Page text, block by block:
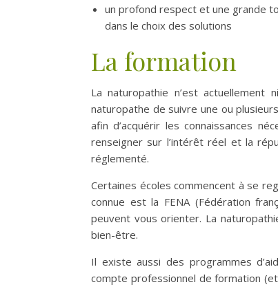
un profond respect et une grande
dans le choix des solutions
La formation
La naturopathie n’est
naturopathe de suivre une ou
afin d’acquérir les connaissances
renseigner sur l’intérêt réel et la
réglementé.
Certaines écoles commencent à se
connue est la FENA (Fédération
peuvent vous orienter. La
bien-être.
Il existe aussi des programmes
compte professionnel de formation